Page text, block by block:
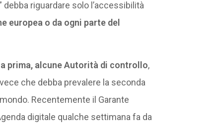
riguardare solo l’accessibilità
europea o da ogni parte del
prima, alcune Autorità di controllo,
che debba prevalere la seconda
Recentemente il Garante
digitale qualche settimana fa da